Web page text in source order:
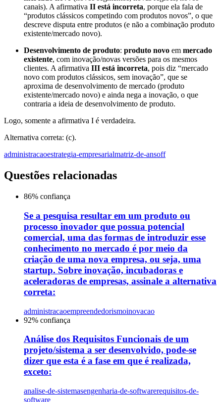
canais). A afirmativa II está incorreta, porque ela fala de
“produtos clássicos competindo com produtos novos”, o que
descreve disputa entre produtos (e não a combinação produto
existente/mercado novo).
Desenvolvimento de produto: produto novo em mercado
existente, com inovação/novas versões para os mesmos
clientes. A afirmativa III está incorreta, pois diz “mercado
novo com produtos clássicos, sem inovação”, que se
aproxima de desenvolvimento de mercado (produto
existente/mercado novo) e ainda nega a inovação, o que
contraria a ideia de desenvolvimento de produto.
Logo, somente a afirmativa I é verdadeira.
Alternativa correta: (c).
administracaoestrategia-empresarialmatriz-de-ansoff
Questões relacionadas
86% confiança
Se a pesquisa resultar em um produto ou
processo inovador que possua potencial
comercial, uma das formas de introduzir esse
conhecimento no mercado é por meio da
criação de uma nova empresa, ou seja, uma
startup. Sobre inovação, incubadoras e
aceleradoras de empresas, assinale a alternativa
correta:
administracaoempreendedorismoinovacao
92% confiança
Análise dos Requisitos Funcionais de um
projeto/sistema a ser desenvolvido, pode-se
dizer que esta é a fase em que é realizada,
exceto:
analise-de-sistemasengenharia-de-softwarerequisitos-de-
software